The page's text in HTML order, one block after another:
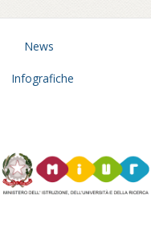
News
Infografiche